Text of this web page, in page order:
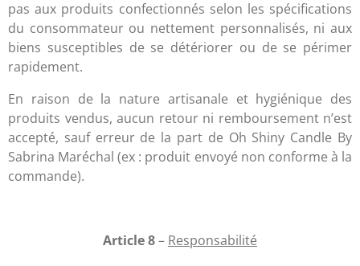
pas aux produits confectionnés selon les spécifications
du consommateur ou nettement personnalisés, ni aux
biens susceptibles de se détériorer ou de se périmer
rapidement.
En raison de la nature artisanale et hygiénique des
produits vendus, aucun retour ni remboursement n’est
accepté, sauf erreur de la part de Oh Shiny Candle By
Sabrina Maréchal (ex : produit envoyé non conforme à la
commande).
Article 8– Responsabilité